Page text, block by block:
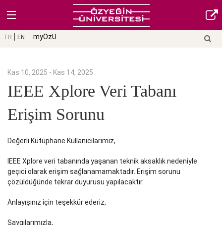
TR EN myOzU
Kas 10, 2025 - Kas 14, 2025
IEEE Xplore Veri Tabanı
Erişim Sorunu
Değerli Kütüphane Kullanıcılarımız,
IEEE Xplore veri tabanında yaşanan teknik aksaklık nedeniyle
geçici olarak erişim sağlanamamaktadır. Erişim sorunu
çözüldüğünde tekrar duyurusu yapılacaktır.
Anlayışınız için teşekkür ederiz,
Saygılarımızla,